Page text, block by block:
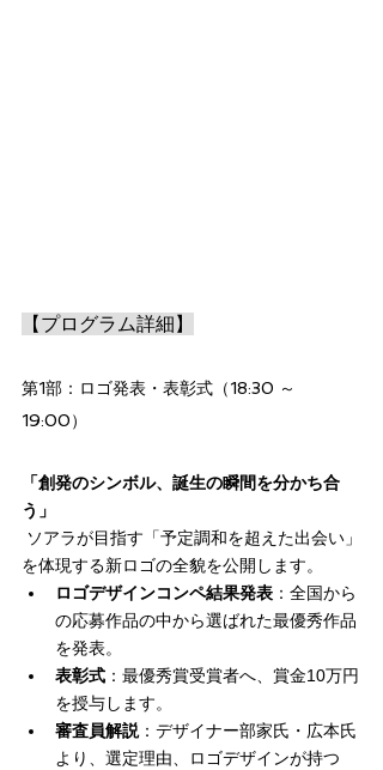
【プログラム詳細】
第1部：ロゴ発表・表彰式（18:30 ～
19:00）
「創発のシンボル、誕生の瞬間を分かち合
う」
を体現する新ロゴの全貌を公開します。
ロゴデザインコンペ結果発表 ：全国から
の応募作品の中から選ばれた最優秀作品
を発表。
表彰式 ：最優秀賞受賞者へ、賞金10万円
を授与します。
審査員解説 ：デザイナー部家氏・広本氏
より、選定理由、ロゴデザインが持つ